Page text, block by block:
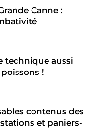
Canne :
technique aussi
!
contenus des
et paniers-